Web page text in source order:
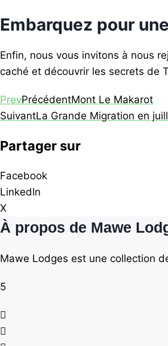
Embarquez pour
Enfin, nous vous invitons à nous
caché et découvrir les secrets de
PrevPrécédentMont Le Makarot
SuivantLa Grande Migration en
Partager sur
Facebook
LinkedIn
X
À propos de Mawe
Mawe Lodges est une collection
5